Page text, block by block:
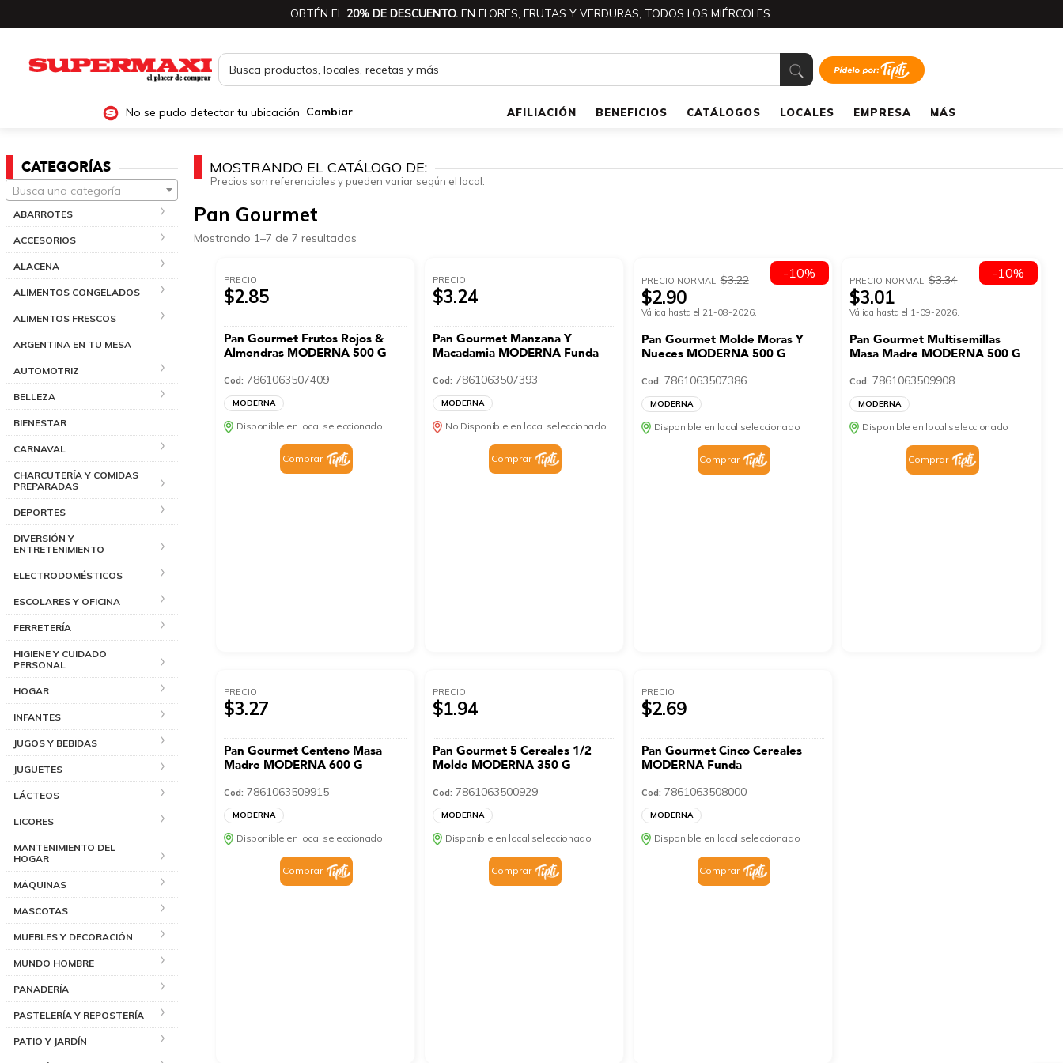
OBTÉN EL 20% DE DESCUENTO. EN FLORES, FRUTAS Y VERDURAS, TODOS LOS MIÉRCOLES.
No se pudo detectar tu ubicación Cambiar AFILIACIÓN BENEFICIOS CATÁLOGOS LOCALES EMPRESA MÁS
CATEGORÍAS
Busca una categoría
ABARROTES
ACCESORIOS
ALACENA
ALIMENTOS CONGELADOS
ALIMENTOS FRESCOS
ARGENTINA EN TU MESA
AUTOMOTRIZ
BELLEZA
BIENESTAR
CARNAVAL
CHARCUTERÍA Y COMIDAS
PREPARADAS
DEPORTES
DIVERSIÓN Y
ENTRETENIMIENTO
ELECTRODOMÉSTICOS
ESCOLARES Y OFICINA
FERRETERÍA
HIGIENE Y CUIDADO
PERSONAL
HOGAR
INFANTES
JUGOS Y BEBIDAS
JUGUETES
LÁCTEOS
LICORES
MANTENIMIENTO DEL
HOGAR
MÁQUINAS
MASCOTAS
MUEBLES Y DECORACIÓN
MUNDO HOMBRE
PANADERÍA
PASTELERÍA Y REPOSTERÍA
PATIO Y JARDÍN
MOSTRANDO EL CATÁLOGO DE:
Precios son referenciales y pueden variar según el local.
Pan Gourmet
Mostrando 1–7 de 7 resultados
PRECIO
$2.85
Pan Gourmet Frutos Rojos &
Almendras MODERNA 500 G
Cod: 7861063507409
MODERNA
Disponible en local seleccionado
Comprar
PRECIO
$3.24
Pan Gourmet Manzana Y
Macadamia MODERNA Funda
Cod: 7861063507393
MODERNA
No Disponible en local seleccionado
Comprar
PRECIO NORMAL:$3.22
$2.90
Válida hasta el 21-08-2026.
Pan Gourmet Molde Moras Y
Nueces MODERNA 500 G
Cod: 7861063507386
MODERNA
Disponible en local seleccionado
Comprar
-10% PRECIO NORMAL:$3.34
$3.01
Válida hasta el 1-09-2026.
Pan Gourmet Multisemillas
Masa Madre MODERNA 500 G
Cod: 7861063509908
MODERNA
Disponible en local seleccionado
Comprar
-10%
PRECIO
$3.27
Pan Gourmet Centeno Masa
Madre MODERNA 600 G
Cod: 7861063509915
MODERNA
Disponible en local seleccionado
Comprar
PRECIO
$1.94
Pan Gourmet 5 Cereales 1/2
Molde MODERNA 350 G
Cod: 7861063500929
MODERNA
Disponible en local seleccionado
Comprar
PRECIO
$2.69
Pan Gourmet Cinco Cereales
MODERNA Funda
Cod: 7861063508000
MODERNA
Disponible en local seleccionado
Comprar